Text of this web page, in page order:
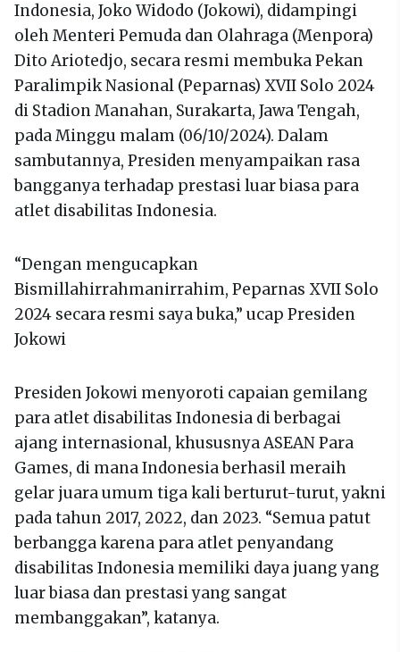
Indonesia, Joko Widodo (Jokowi), didampingi
oleh Menteri Pemuda dan Olahraga (Menpora)
Dito Ariotedjo, secara resmi membuka Pekan
Paralimpik Nasional (Peparnas) XVII Solo 2024
di Stadion Manahan, Surakarta, Jawa Tengah,
pada Minggu malam (06/10/2024). Dalam
sambutannya, Presiden menyampaikan rasa
bangganya terhadap prestasi luar biasa para
atlet disabilitas Indonesia.
“Dengan mengucapkan
Bismillahirrahmanirrahim, Peparnas XVII Solo
2024 secara resmi saya buka,” ucap Presiden
Jokowi
Presiden Jokowi menyoroti capaian gemilang
para atlet disabilitas Indonesia di berbagai
ajang internasional, khususnya ASEAN Para
Games, di mana Indonesia berhasil meraih
gelar juara umum tiga kali berturut-turut, yakni
pada tahun 2017, 2022, dan 2023. “Semua patut
berbangga karena para atlet penyandang
disabilitas Indonesia memiliki daya juang yang
luar biasa dan prestasi yang sangat
membanggakan”, katanya.